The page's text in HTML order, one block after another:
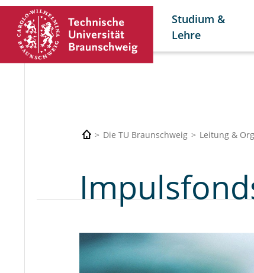
Studium &
Lehre
Die TU Braunschweig Leitung &